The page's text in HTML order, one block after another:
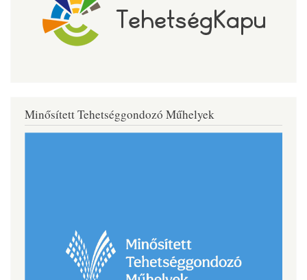
Minősített Tehetséggondozó Műhelyek